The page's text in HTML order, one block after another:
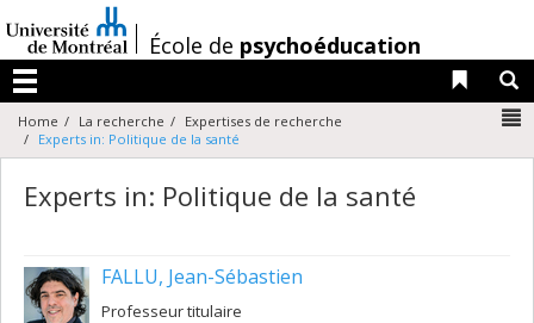
au
contenu
/École de psychoéducation
Menu
Liens
Home La recherche
Expertises de recherche
Experts in: Politique de la santé
Experts in: Politique de la santé
FALLU, Jean-Sébastien
Professeur titulaire